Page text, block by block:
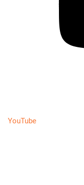
YouTube